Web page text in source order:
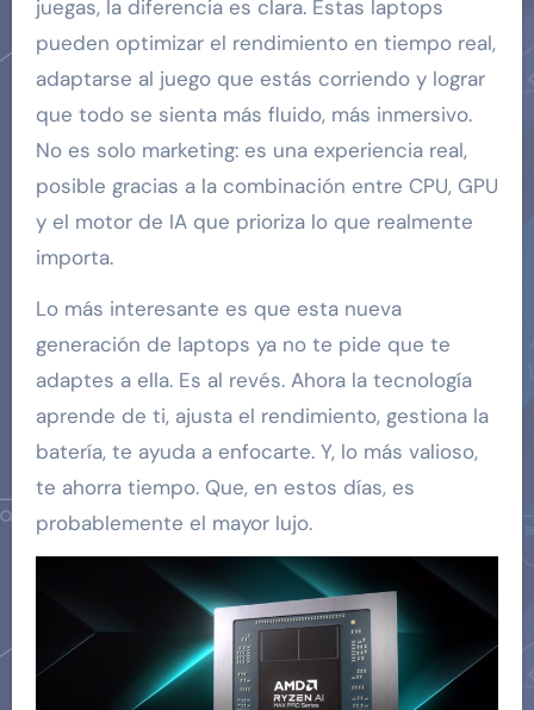
juegas, la diferencia es clara. Estas laptops
pueden optimizar el rendimiento en tiempo real,
adaptarse al juego que estás corriendo y lograr
que todo se sienta más fluido, más inmersivo.
No es solo marketing: es una experiencia real,
posible gracias a la combinación entre CPU, GPU
y el motor de IA que prioriza lo que realmente
importa.
Lo más interesante es que esta nueva
generación de laptops ya no te pide que te
adaptes a ella. Es al revés. Ahora la tecnología
aprende de ti, ajusta el rendimiento, gestiona la
batería, te ayuda a enfocarte. Y, lo más valioso,
te ahorra tiempo. Que, en estos días, es
probablemente el mayor lujo.